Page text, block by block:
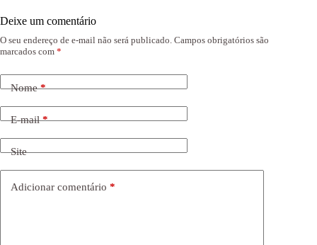
Deixe um comentário
O seu endereço de e-mail não será publicado. Campos obrigatórios são
marcados com *
Nome*
E-mail*
Site
Adicionar comentário *